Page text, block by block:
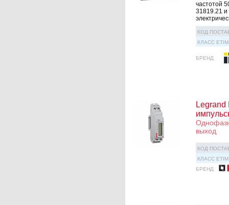
частотой
31819.21 и
КОД
КЛАСС ETIM
БРЕНД
выход
КОД
КЛАСС ETIM
БРЕНД